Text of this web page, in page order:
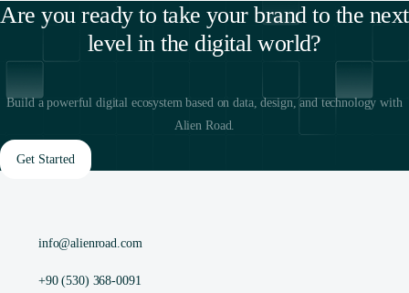
Are you ready to take your brand to the next
level in the digital world?
Build a powerful digital ecosystem based on data, design, and technology with
Alien Road.
Get Started
info@alienroad.com
+90 (530) 368-0091